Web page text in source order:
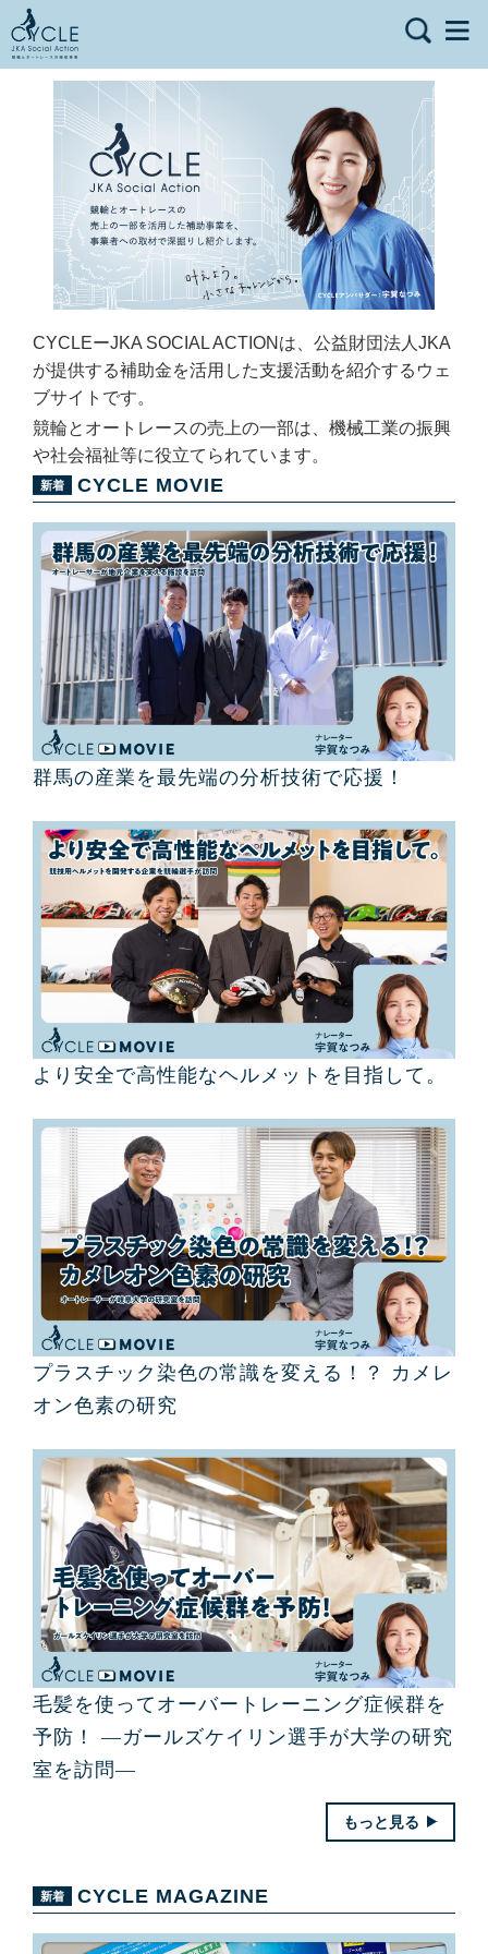
CYCLEーJKA SOCIAL ACTIONは、公益財団法人JKA
が提供する補助金を活用した支援活動を紹介するウェ
ブサイトです。
競輪とオートレースの売上の一部は、機械工業の振興
や社会福祉等に役立てられています。
CYCLE MOVIE
群馬の産業を最先端の分析技術で応援！
より安全で高性能なヘルメットを目指して。
プラスチック染色の常識を変える！？ カメレ
オン色素の研究
毛髪を使ってオーバートレーニング症候群を
予防！ ―ガールズケイリン選手が大学の研究
室を訪問―
もっと見る
CYCLE MAGAZINE